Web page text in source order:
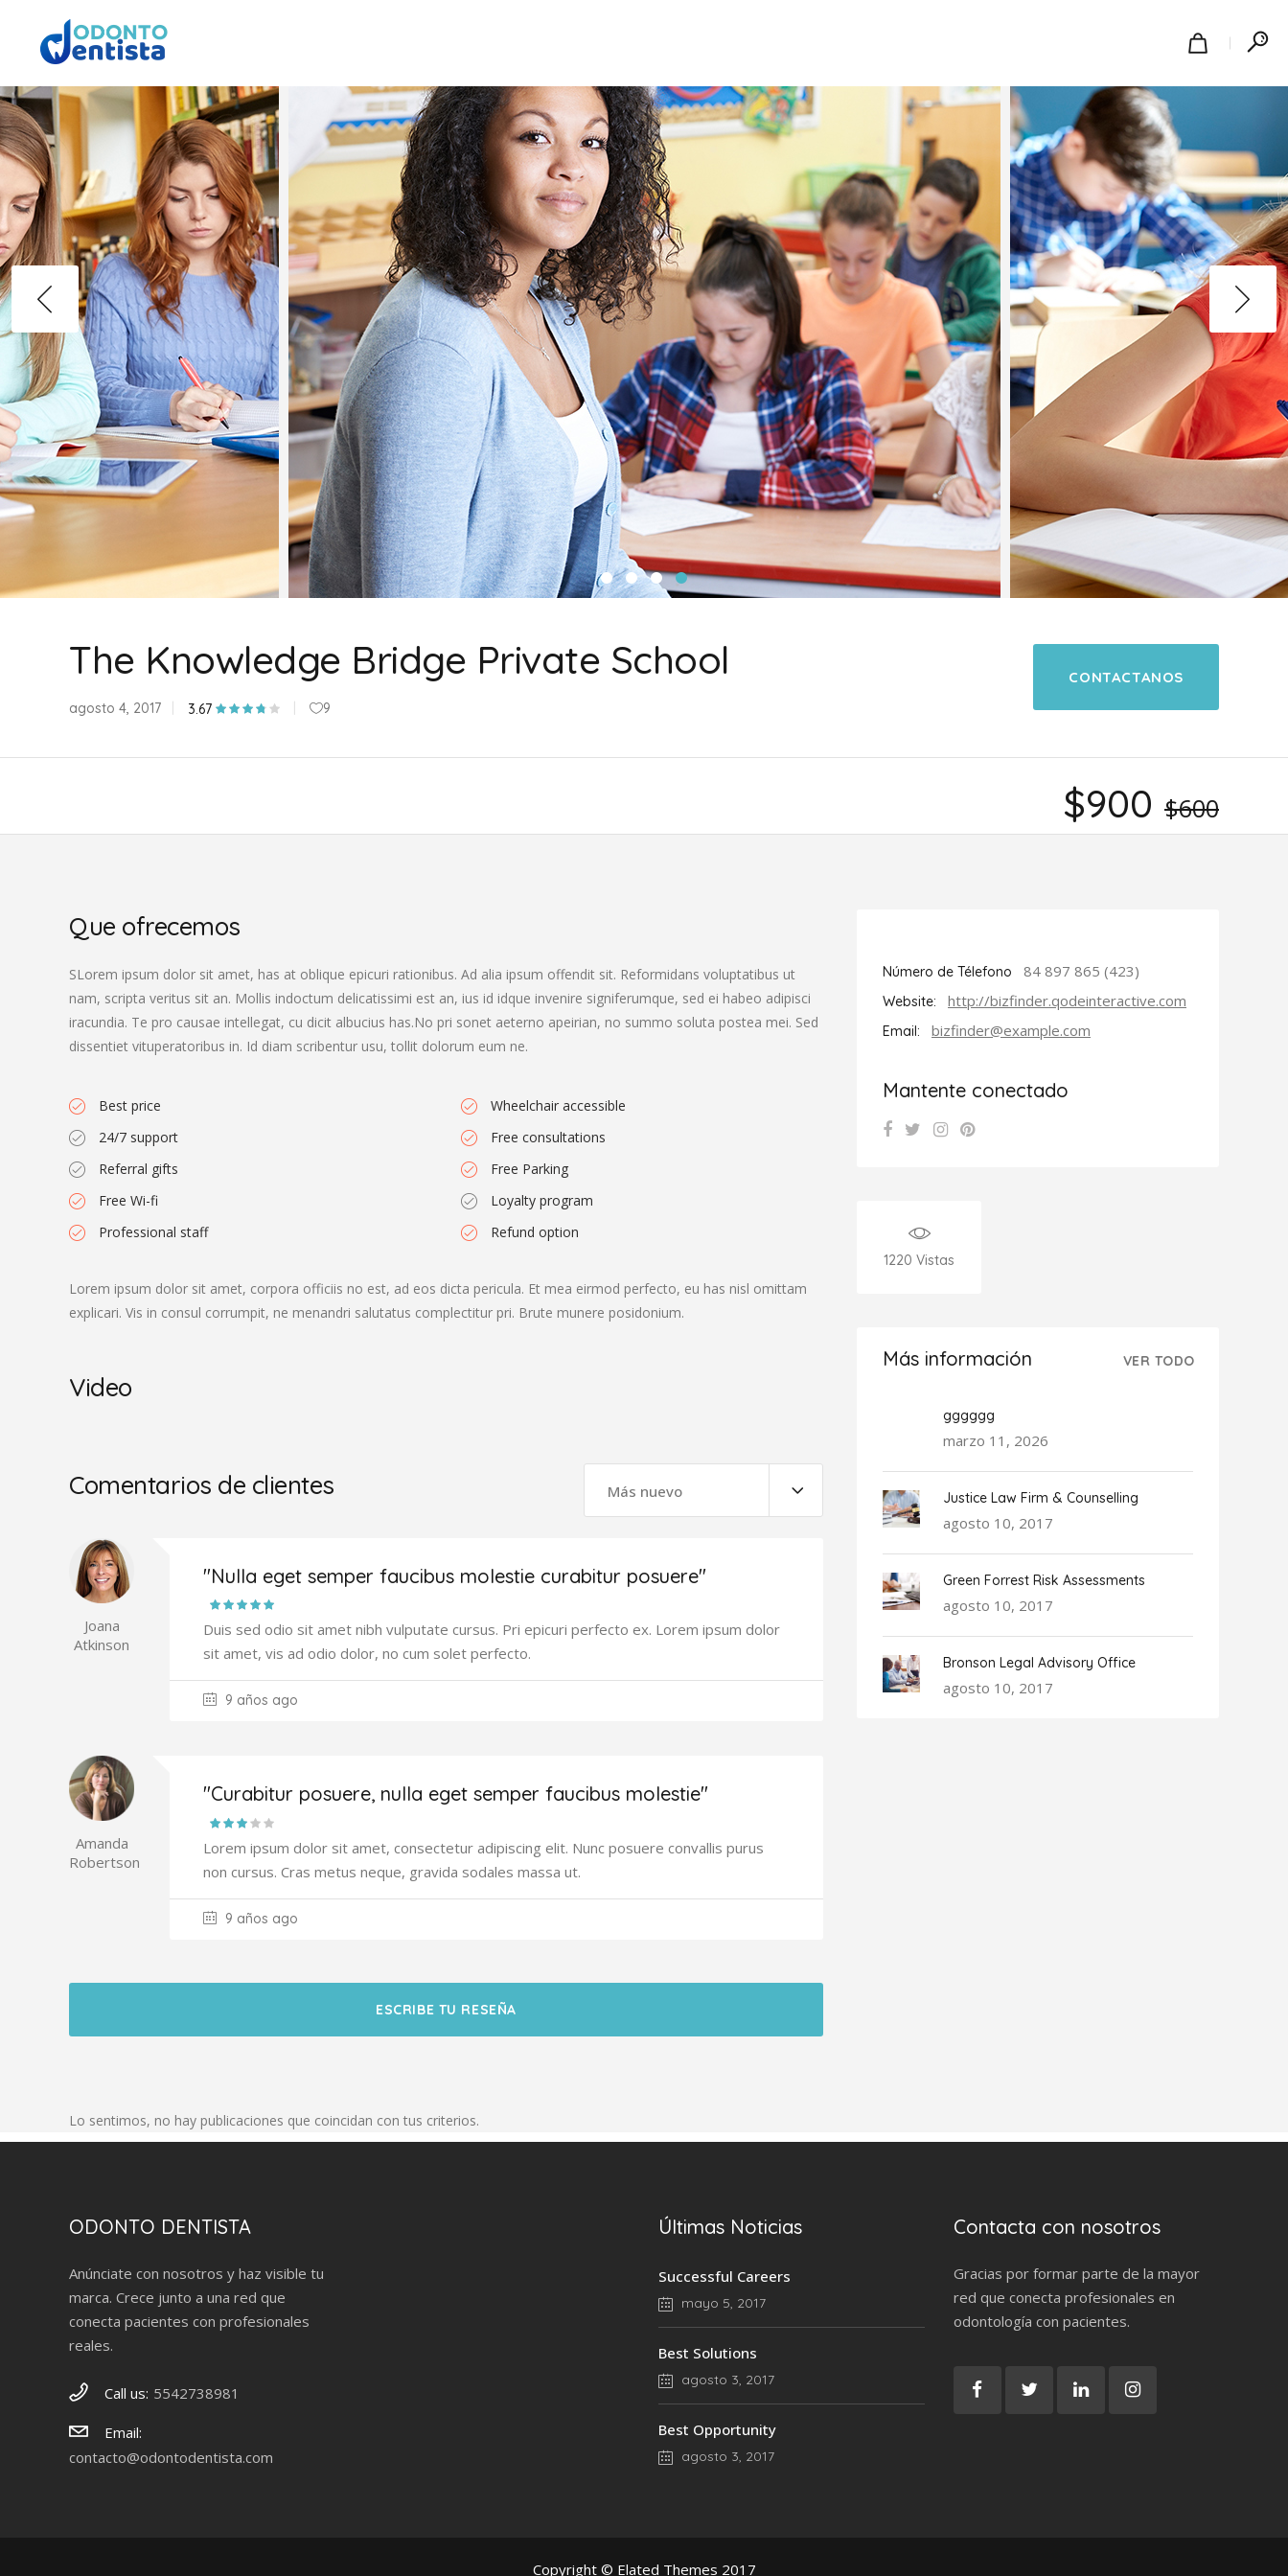
The Knowledge Bridge Private School
agosto 4, 2017 3.67 9
CONTACTANOS
$900 $600
Que ofrecemos
SLorem ipsum dolor sit amet, has at oblique epicuri rationibus. Ad alia ipsum offendit sit. Reformidans voluptatibus ut
nam, scripta veritus sit an. Mollis indoctum delicatissimi est an, ius id idque invenire signiferumque, sed ei habeo adipisci
iracundia. Te pro causae intellegat, cu dicit albucius has.No pri sonet aeterno apeirian, no summo soluta postea mei. Sed
dissentiet vituperatoribus in. Id diam scribentur usu, tollit dolorum eum ne.
Best price
24/7 support
Referral gifts
Free Wi-fi
Professional staff
Wheelchair accessible
Free consultations
Free Parking
Loyalty program
Refund option
Lorem ipsum dolor sit amet, corpora officiis no est, ad eos dicta pericula. Et mea eirmod perfecto, eu has nisl omittam
explicari. Vis in consul corrumpit, ne menandri salutatus complectitur pri. Brute munere posidonium.
Video
Comentarios de clientes Más nuevo
Joana
Atkinson
"Nulla eget semper faucibus molestie curabitur posuere"
Duis sed odio sit amet nibh vulputate cursus. Pri epicuri perfecto ex. Lorem ipsum dolor
sit amet, vis ad odio dolor, no cum solet perfecto.
9 años ago
Amanda
Robertson
"Curabitur posuere, nulla eget semper faucibus molestie"
Lorem ipsum dolor sit amet, consectetur adipiscing elit. Nunc posuere convallis purus
non cursus. Cras metus neque, gravida sodales massa ut.
9 años ago
ESCRIBE TU RESEÑA
Número de Télefono 84 897 865 (423)
Website: http://bizfinder.qodeinteractive.com
Email: bizfinder@example.com
Mantente conectado
1220 Vistas
Más información VER TODO
gggggg
marzo 11, 2026
Justice Law Firm & Counselling
agosto 10, 2017
Green Forrest Risk Assessments
agosto 10, 2017
Bronson Legal Advisory Office
agosto 10, 2017
Lo sentimos, no hay publicaciones que coincidan con tus criterios.
ODONTO DENTISTA
Anúnciate con nosotros y haz visible tu
marca. Crece junto a una red que
conecta pacientes con profesionales
reales.
Call us: 5542738981
Email:
contacto@odontodentista.com
Últimas Noticias
Successful Careers
mayo 5, 2017
Best Solutions
agosto 3, 2017
Best Opportunity
agosto 3, 2017
Contacta con nosotros
Gracias por formar parte de la mayor
red que conecta profesionales en
odontología con pacientes.
Copyright © Elated Themes 2017